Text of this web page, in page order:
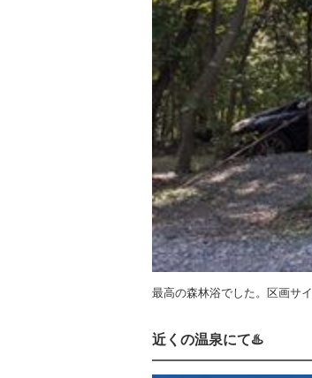
最高の森林浴でした。区画サ
近くの温泉にて♨️